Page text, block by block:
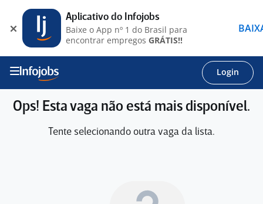
Login
Ops! Esta vaga não está mais disponível.
Tente selecionando outra vaga da lista.
Aplicativo do Infojobs
Baixe o App nº 1 do Brasil para
encontrar empregos GRÁTIS!!